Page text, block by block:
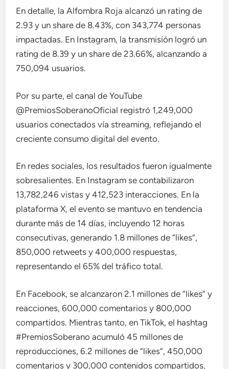
En detalle, la Alfombra Roja alcanzó un rating de
2.93 y un share de 8.43%, con 343,774 personas
impactadas. En Instagram, la transmisión logró un
rating de 8.39 y un share de 23.66%, alcanzando a
750,094 usuarios.
Por su parte, el canal de YouTube
@PremiosSoberanoOficial registró 1,249,000
usuarios conectados vía streaming, reflejando el
creciente consumo digital del evento.
En redes sociales, los resultados fueron igualmente
sobresalientes. En Instagram se contabilizaron
13,782,246 vistas y 412,523 interacciones. En la
plataforma X, el evento se mantuvo en tendencia
durante más de 14 días, incluyendo 12 horas
consecutivas, generando 1.8 millones de “likes”,
850,000 retweets y 400,000 respuestas,
representando el 65% del tráfico total.
En Facebook, se alcanzaron 2.1 millones de “likes” y
reacciones, 600,000 comentarios y 800,000
compartidos. Mientras tanto, en TikTok, el hashtag
#PremiosSoberano acumuló 45 millones de
reproducciones, 6.2 millones de “likes”, 450,000
comentarios y 300,000 contenidos compartidos,